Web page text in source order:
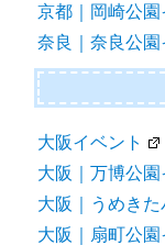
京都｜岡崎公園
奈良｜奈良公園
大阪イベント
大阪｜万博公園
大阪｜うめきた
大阪｜扇町公園